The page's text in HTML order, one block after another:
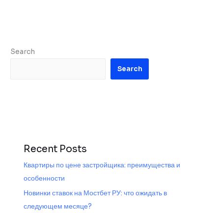
Search
Search
Recent Posts
Квартиры по цене застройщика: преимущества и
особенности
Новинки ставок на Мостбет РУ: что ожидать в
следующем месяце?